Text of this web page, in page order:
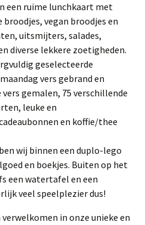
een ruime lunchkaart met
vegan broodjes en
uitsmijters, salades,
diverse lekkere zoetigheden.
geselecteerde
vers gebrand en
gemalen, 75 verschillende
leuke en
en koffie/thee
wij binnen een duplo-lego
en boekjes. Buiten op het
een watertafel en een
veel speelplezier dus!
in onze unieke en